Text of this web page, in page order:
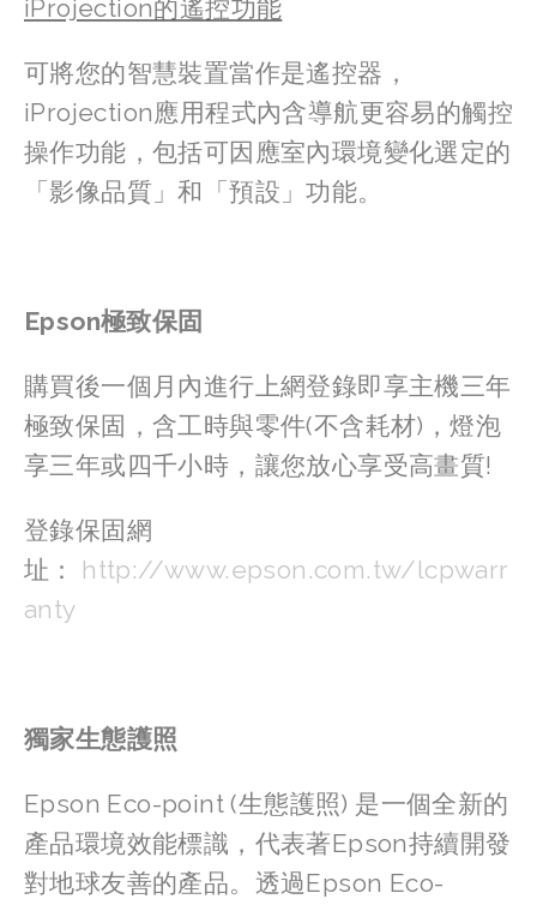
iProjection的遙控功能
可將您的智慧裝置當作是遙控器，
iProjection應用程式內含導航更容易的觸控
操作功能，包括可因應室內環境變化選定的
「影像品質」和「預設」功能。
Epson極致保固
購買後一個月內進行上網登錄即享主機三年
極致保固，含工時與零件(不含耗材)，燈泡
享三年或四千小時，讓您放心享受高畫質!
登錄保固網
址： http://www.epson.com.tw/lcpwarr
anty
獨家生態護照
Epson Eco-point (生態護照) 是一個全新的
產品環境效能標識，代表著Epson持續開發
對地球友善的產品。透過Epson Eco-